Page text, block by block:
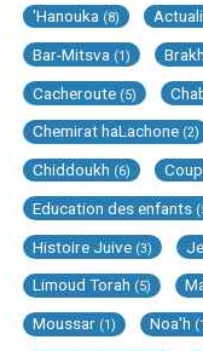
'Hanouka (8)
Bar-Mitsva (1)
Cacheroute (5)
Chemirat haLachone (2)
Chiddoukh (6)
Education des enfants
Histoire Juive (3)
Limoud Torah (5)
Moussar (1) Noa'h